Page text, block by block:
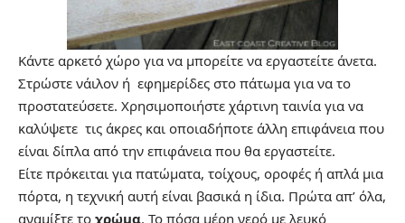
Κάντε αρκετό χώρο για να μπορείτε να εργαστείτε άνετα.
Στρώστε νάιλον ή εφημερίδες στο πάτωμα για να το
προστατεύσετε. Χρησιμοποιήστε χάρτινη ταινία για να
καλύψετε τις άκρες και οποιαδήποτε άλλη επιφάνεια που
είναι δίπλα από την επιφάνεια που θα εργαστείτε.
Είτε πρόκειται για πατώματα, τοίχους, οροφές ή απλά μια
πόρτα, η τεχνική αυτή είναι βασικά η ίδια. Πρώτα απ’ όλα,
αναμίξτε το χρώμα. Το πόσα μέρη νερό με λευκό